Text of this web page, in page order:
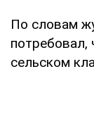
По словам
сельском